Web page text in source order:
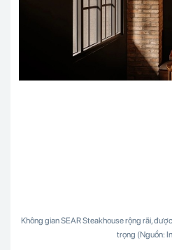
Không gian SEAR Steakhouse rộng rãi,
trọng (Nguồn: